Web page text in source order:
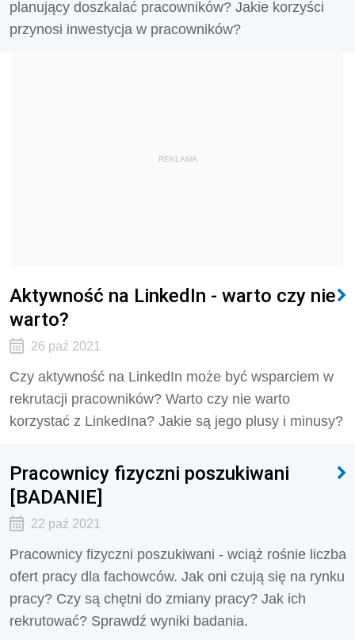
planujący doszkalać pracowników? Jakie korzyści
przynosi inwestycja w pracowników?
REKLAMA
Aktywność na LinkedIn - warto czy nie
warto?
26 paź 2021
Czy aktywność na LinkedIn może być wsparciem w
rekrutacji pracowników? Warto czy nie warto
korzystać z LinkedIna? Jakie są jego plusy i minusy?
Pracownicy fizyczni poszukiwani
[BADANIE]
22 paź 2021
Pracownicy fizyczni poszukiwani - wciąż rośnie liczba
ofert pracy dla fachowców. Jak oni czują się na rynku
pracy? Czy są chętni do zmiany pracy? Jak ich
rekrutować? Sprawdź wyniki badania.